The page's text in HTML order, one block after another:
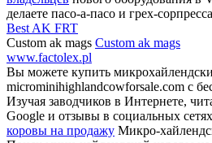
делаете пасо-а-пасо и грех-
Best AK FRT
Custom ak mags Custom ak mags
www.factolex.pl
Вы можете купить
microminihighlandcowforsale.com с
Изучая заводчиков в Интернете,
Google и отзывы в социальных
коровы на продажу Микро-